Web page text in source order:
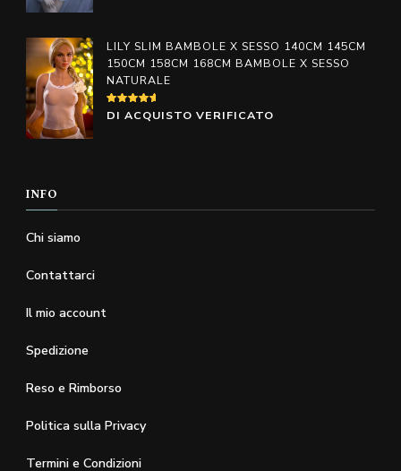
pagina
del
prodotto
pagina
LILY SLIM BAMBOLE X SESSO 140CM 145CM
150CM 158CM 168CM BAMBOLE X SESSO
NATURALE
VALUTATO
5SU 5
DI ACQUISTO VERIFICATO
INFO
Chi siamo
Contattarci
Il mio account
Spedizione
Reso e Rimborso
Politica sulla Privacy
Termini e Condizioni